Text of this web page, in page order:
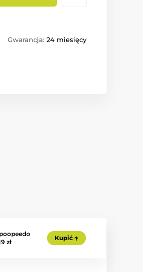
Gwarancja: 24 miesięcy
zł
Kupić